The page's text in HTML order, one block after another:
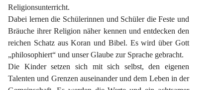
Religionsunterricht.
Dabei lernen die Schülerinnen und Schüler die Feste und
Bräuche ihrer Religion näher kennen und entdecken den
reichen Schatz aus Koran und Bibel. Es wird über Gott
„philosophiert“ und unser Glaube zur Sprache gebracht.
Die Kinder setzen sich mit sich selbst, den eigenen
Talenten und Grenzen auseinander und dem Leben in der